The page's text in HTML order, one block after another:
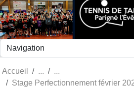
Accueil
Stage Perfectionnement février
Panneau de gestion des cookies